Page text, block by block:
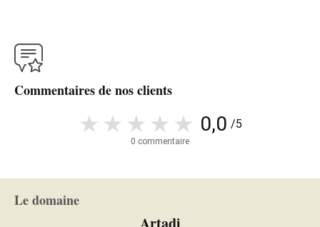
Commentaires de nos clients
0,0 /5
0 commentaire
Le domaine
Artadi